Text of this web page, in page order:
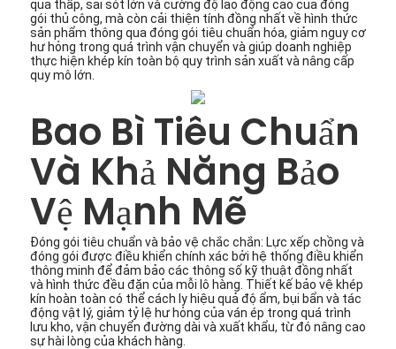
quả thấp, sai sót lớn và cường độ lao động cao của đóng
gói thủ công, mà còn cải thiện tính đồng nhất về hình thức
sản phẩm thông qua đóng gói tiêu chuẩn hóa, giảm nguy cơ
hư hỏng trong quá trình vận chuyển và giúp doanh nghiệp
thực hiện khép kín toàn bộ quy trình sản xuất và nâng cấp
quy mô lớn.
Bao Bì Tiêu Chuẩn
Và Khả Năng Bảo
Vệ Mạnh Mẽ
Đóng gói tiêu chuẩn và bảo vệ chắc chắn: Lực xếp chồng và
đóng gói được điều khiển chính xác bởi hệ thống điều khiển
thông minh để đảm bảo các thông số kỹ thuật đồng nhất
và hình thức đều đặn của mỗi lô hàng. Thiết kế bảo vệ khép
kín hoàn toàn có thể cách ly hiệu quả độ ẩm, bụi bẩn và tác
động vật lý, giảm tỷ lệ hư hỏng của ván ép trong quá trình
lưu kho, vận chuyển đường dài và xuất khẩu, từ đó nâng cao
sự hài lòng của khách hàng.